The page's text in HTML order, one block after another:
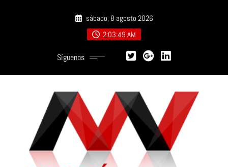
sábado, 8 agosto 2026
2:03:51 AM
Síguenos